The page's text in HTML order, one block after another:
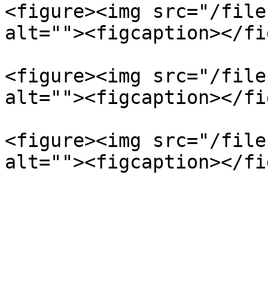
<figure><img src="/
alt=""><figcaption></
<figure><img src="/files/
alt=""><figcaption></
<figure><img src="/